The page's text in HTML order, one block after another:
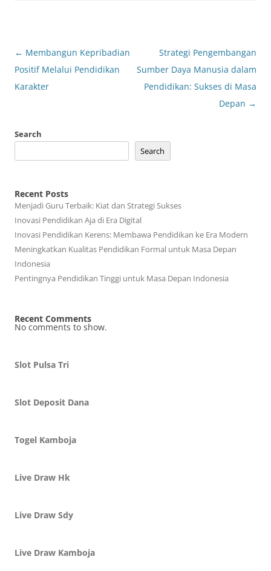
Post
navigation
← Membangun Kepribadian
Positif Melalui Pendidikan
Karakter
Strategi Pengembangan
Sumber Daya Manusia dalam
Pendidikan: Sukses di Masa
Depan →
Search
Search
Recent Posts
Menjadi Guru Terbaik: Kiat dan Strategi Sukses
Inovasi Pendidikan Aja di Era Digital
Inovasi Pendidikan Kerens: Membawa Pendidikan ke Era Modern
Meningkatkan Kualitas Pendidikan Formal untuk Masa Depan
Indonesia
Pentingnya Pendidikan Tinggi untuk Masa Depan Indonesia
Recent Comments
No comments to show.
Slot Pulsa Tri
Slot Deposit Dana
Togel Kamboja
Live Draw Hk
Live Draw Sdy
Live Draw Kamboja